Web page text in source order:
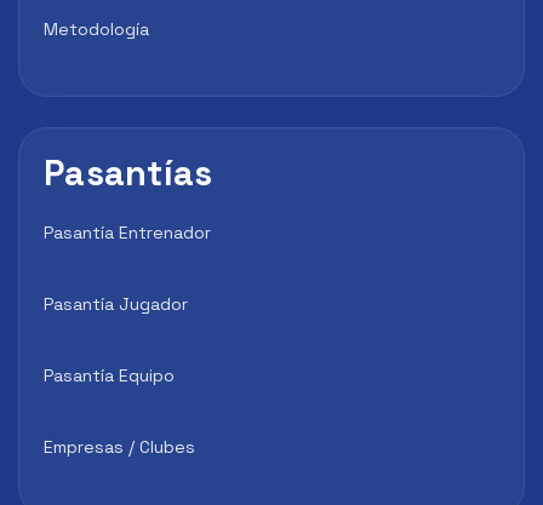
Metodología
Pasantías
Pasantía Entrenador
Pasantía Jugador
Pasantía Equipo
Empresas / Clubes